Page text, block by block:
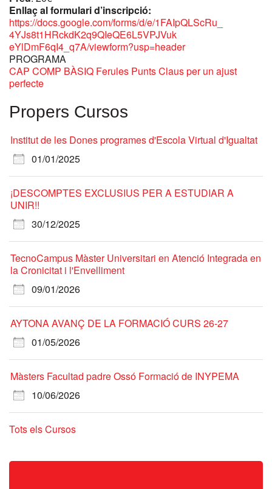
Enllaç al formulari d’inscripció:
https://docs.google.com/forms/d/e/1FAIpQLScRu_
4YJs8t1HRckdK2q9QIeQE6L5VPJVuk
eYlDmF6qI4_q7A/viewform?usp=header
PROGRAMA
CAP COMP BÀSIQ Ferules Punts Claus per un ajust
perfecte
Propers Cursos
Institut de les Dones programes d'Escola Virtual d'Igualtat
01/01/2025
¡DESCOMPTES EXCLUSIUS PER A ESTUDIAR A
UNIR!!
30/12/2025
TecnoCampus Màster Universitari en Atenció Integrada en
la Cronicitat i l'Envelliment
09/01/2026
AYTONA AVANÇ DE LA FORMACIÓ CURS 26-27
01/05/2026
Màsters Facultad padre Ossó Formació de INYPEMA
10/06/2026
Tots els Cursos